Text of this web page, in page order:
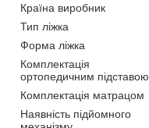
Країна виробник
Тип ліжка
Форма ліжка
Комплектація
ортопедичним підставою
Комплектація матрацом
Наявність підйомного